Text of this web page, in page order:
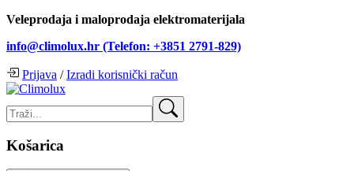
Veleprodaja i maloprodaja elektromaterijala
info@climolux.hr (Telefon: +3851 2791-829)
Prijava /Izradi korisnički račun
Košarica